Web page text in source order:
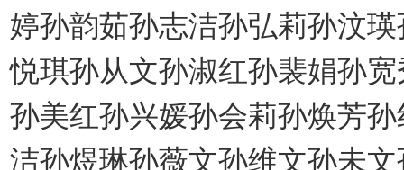
婷孙韵茹孙志洁孙弘莉孙汶
悦琪孙从文孙淑红孙裴娟孙
孙美红孙兴媛孙会莉孙焕芳
洁孙煜琳孙薇文孙维文孙未